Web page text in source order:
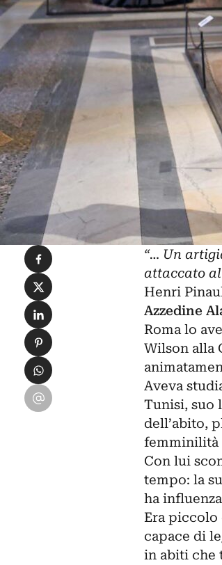
“… Un
attaccato
Henri
Azzedine
Roma lo
Wilson alla
Aveva
Tunisi, suo
dell’abito,
femminilità
Con lui
tempo: la
ha
Era piccolo
capace di
in abiti che
Condividi su Facebook
Condividi su X
Condividi su LinkedIn
Condividi su Pinterest
Condividi su WhatsApp
Condividi su Email